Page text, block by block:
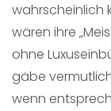
wahrscheinlich
wären ihre
ohne
gäbe
wenn